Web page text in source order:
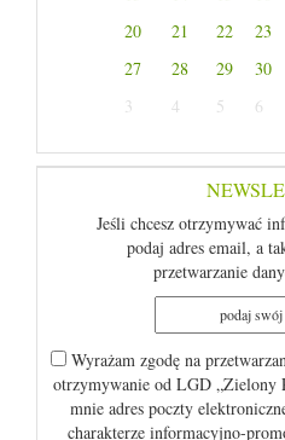
20
21 22 23
27
28 29 30
3
4 5 6
Jeśli chcesz otrzymywać
podaj adres email, a
przetwarzanie
Wyrażam zgodę na
otrzymywanie od LGD „Zielony
mnie adres poczty
charakterze informacyjno-